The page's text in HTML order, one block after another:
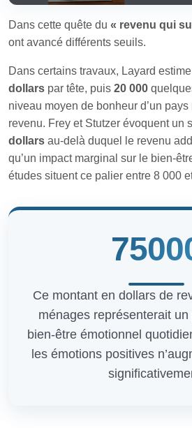
Dans cette quête du « revenu qui
ont avancé différents seuils.
Dans certains travaux, Layard estime
dollars par tête, puis 20 000
niveau moyen de bonheur d’un
revenu. Frey et Stutzer évoquent un
dollars au‑delà duquel le revenu
qu’un impact marginal sur le
études situent ce palier entre 8 000
Ce montant en dollars de
ménages représenterait
bien-être émotionnel
les émotions positives